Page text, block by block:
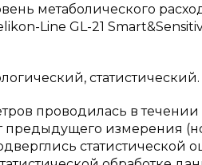
метаболического
Line GL-21
статистический.
проводилась в течении
предыдущего измерения
статистической